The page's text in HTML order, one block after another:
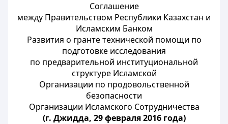
Соглашение
между Правительством Республики Казахстан и
Исламским Банком
Развития о гранте технической помощи по
подготовке исследования
по предварительной институциональной
структуре Исламской
Организации по продовольственной
безопасности
Организации Исламского Сотрудничества
(г. Джидда, 29 февраля 2016 года)